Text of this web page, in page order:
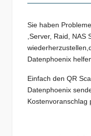
Sie haben
,Server, Raid, NAS
Datenphoenix
Einfach den QR
Datenphoenix
Kostenvoranschlag